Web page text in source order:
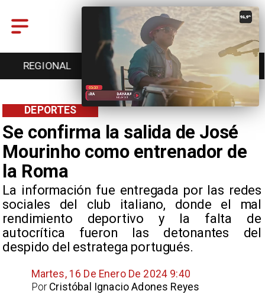
REGIONAL ENTRETENCIÓN DEPORTES
Se confirma la salida de José
Mourinho como entrenador de
la Roma
La información fue entregada por las redes
sociales del club italiano, donde el mal
rendimiento deportivo y la falta de
autocrítica fueron las detonantes del
despido del estratega portugués.
DEPORTES
Martes, 16 De Enero De 2024 9:40
Cristóbal Ignacio Adones Reyes
Por